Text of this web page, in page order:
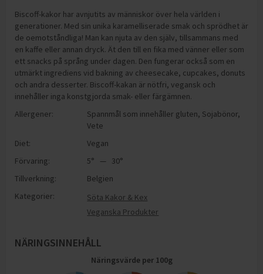
Biscoff-kakor har avnjutits av människor över hela världen i
generationer. Med sin unika karamelliserade smak och sprödhet är
de oemotståndliga! Man kan njuta av den själv, tillsammans med
en kaffe eller annan dryck. Ät den till en fika med vänner eller som
ett snacks på språng under dagen. Den fungerar också som en
utmärkt ingrediens vid bakning av cheesecake, cupcakes, donuts
och andra desserter. Biscoff-kakan är nötfri, vegansk och
innehåller inga konstgjorda smak- eller färgämnen.
Allergener:
Spannmål som innehåller gluten, Sojabönor,
Vete
Diet:
Vegan
Förvaring:
5° — 30°
Tillverkning:
Belgien
Kategorier:
Söta Kakor & Kex
Veganska Produkter
NÄRINGSINNEHÅLL
Näringsvärde per 100g